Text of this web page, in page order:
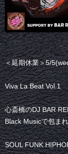
＜延期休業＞5/
Viva La Beat Vol.1
心斎橋のDJ BAR
Black Musicで包ま
SOUL FUNK